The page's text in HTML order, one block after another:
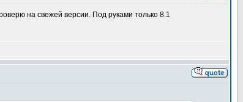
на свежей версии. Под руками только 8.1